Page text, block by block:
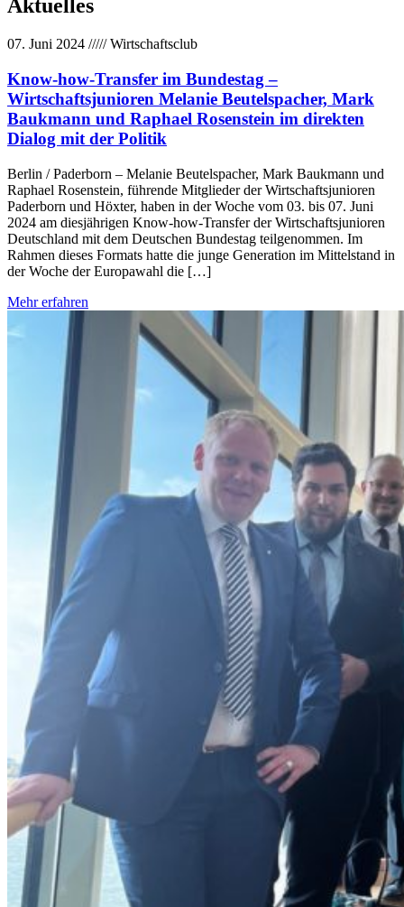
Aktuelles
07. Juni 2024 /////Wirtschaftsclub
Know-how-Transfer im Bundestag –
Wirtschaftsjunioren Melanie Beutelspacher, Mark
Baukmann und Raphael Rosenstein im direkten
Dialog mit der Politik
Berlin / Paderborn – Melanie Beutelspacher, Mark Baukmann und
Raphael Rosenstein, führende Mitglieder der Wirtschaftsjunioren
Paderborn und Höxter, haben in der Woche vom 03. bis 07. Juni
2024 am diesjährigen Know-how-Transfer der Wirtschaftsjunioren
Deutschland mit dem Deutschen Bundestag teilgenommen. Im
Rahmen dieses Formats hatte die junge Generation im Mittelstand in
der Woche der Europawahl die […]
Mehr erfahren